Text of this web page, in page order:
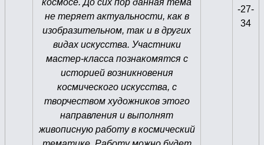
не теряет актуальности, как в
изобразительном, так и в других
видах искусства. Участники
мастер-класса познакомятся с
историей возникновения
космического искусства, с
творчеством художников этого
направления и выполнят
живописную работу в космический
-27-
34